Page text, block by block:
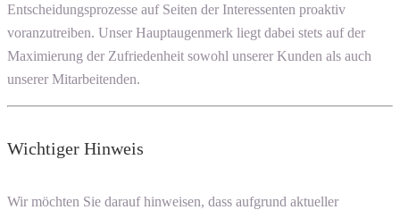
Entscheidungsprozesse auf Seiten der Interessenten proaktiv
voranzutreiben. Unser Hauptaugenmerk liegt dabei stets auf der
Maximierung der Zufriedenheit sowohl unserer Kunden als auch
unserer Mitarbeitenden.
Wichtiger Hinweis
Wir möchten Sie darauf hinweisen, dass aufgrund aktueller